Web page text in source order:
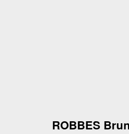
ROBBES